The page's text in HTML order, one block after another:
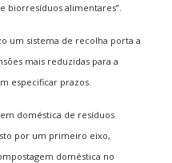
biorresíduos alimentares”.
um sistema de recolha porta a
mais reduzidas para a
especificar prazos.
doméstica de resíduos
por um primeiro eixo,
doméstica no